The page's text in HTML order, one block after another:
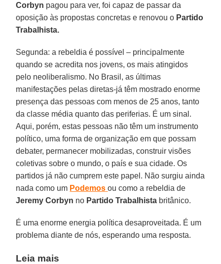
Corbyn pagou para ver, foi capaz de passar da
oposição às propostas concretas e renovou o Partido
Trabalhista.
Segunda: a rebeldia é possível – principalmente
quando se acredita nos jovens, os mais atingidos
pelo neoliberalismo. No Brasil, as últimas
manifestações pelas diretas-já têm mostrado enorme
presença das pessoas com menos de 25 anos, tanto
da classe média quanto das periferias. É um sinal.
Aqui, porém, estas pessoas não têm um instrumento
político, uma forma de organização em que possam
debater, permanecer mobilizadas, construir visões
coletivas sobre o mundo, o país e sua cidade. Os
partidos já não cumprem este papel. Não surgiu ainda
nada como um Podemos ou como a rebeldia de
Jeremy Corbyn no Partido Trabalhista britânico.
É uma enorme energia política desaproveitada. É um
problema diante de nós, esperando uma resposta.
Leia mais